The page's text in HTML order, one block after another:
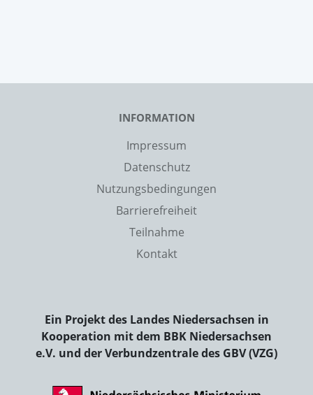
INFORMATION
Impressum
Datenschutz
Nutzungsbedingungen
Barrierefreiheit
Teilnahme
Kontakt
Ein Projekt des Landes Niedersachsen in
Kooperation mit dem BBK Niedersachsen
e.V. und der Verbundzentrale des GBV (VZG)